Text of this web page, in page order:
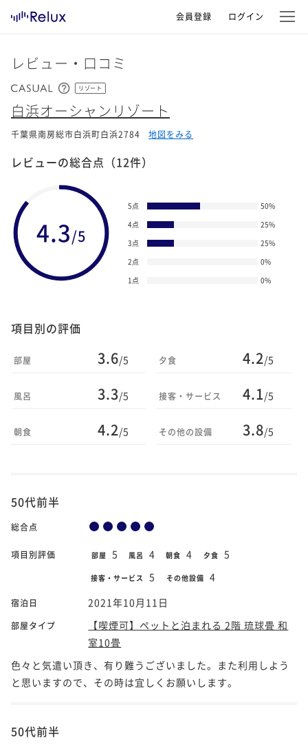
会員登録 ログイン
レビュー・口コミ
リゾート
白浜オーシャンリゾート
千葉県南房総市白浜町白浜2784 地図をみる
レビューの総合点 （12件）
4.3/5
5点 50%
4点
25%
3点
25%
2点
0%
1点
0%
項目別の評価
部屋 3.6/5
風呂 3.3/5
朝食 4.2/5
夕食 4.2/5
接客・サービス 4.1/5
その他の設備 3.8/5
50代前半
総合点
項目別評価 部屋 5 風呂 4 朝食 4 夕食 5
接客・サービス 5 その他設備 4
宿泊日 2021年10月11日
部屋タイプ
【喫煙可】ペットと泊まれる 2階 琉球畳 和
室10畳
色々と気遣い頂き、有り難うございました。また利用しよう
と思いますので、その時は宜しくお願いします。
50代前半